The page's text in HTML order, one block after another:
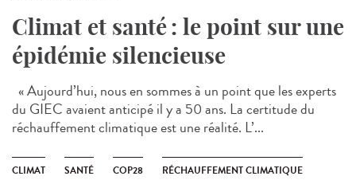
Climat et santé : le point sur une
épidémie silencieuse
« Aujourd’hui, nous en sommes à un point que les experts
du GIEC avaient anticipé il y a 50 ans. La certitude du
réchauffement climatique est une réalité. L’...
CLIMAT SANTÉ COP28 RÉCHAUFFEMENT CLIMATIQUE